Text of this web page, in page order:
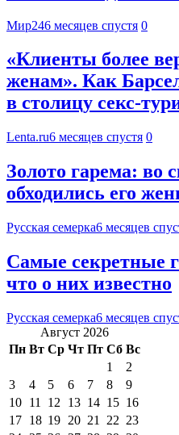
Мир246 месяцев спустя 0
«Клиенты более
женам». Как
в столицу секс-
Lenta.ru6 месяцев спустя 0
Золото гарема: во
обходились его
Русская семерка6 месяцев
Самые секретные
что о них известно
Русская семерка6 месяцев
Август 2026
Пн Вт Ср Чт Пт Сб Вс
1
2
3
4 5 6 7 8
9
10 11 12 13 14 15 16
17 18 19 20 21 22 23